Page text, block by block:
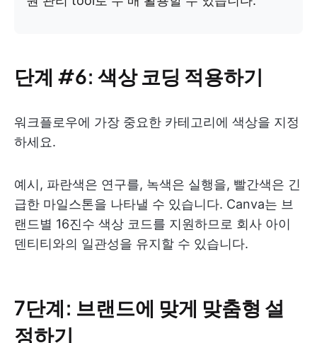
단계 #6: 색상 코딩 적용하기
워크플로우에 가장 중요한 카테고리에 색상을 지정
하세요.
예시, 파란색은 연구를, 녹색은 실행을, 빨간색은 긴
급한 마일스톤을 나타낼 수 있습니다. Canva는 브
랜드별 16진수 색상 코드를 지원하므로 회사 아이
덴티티와의 일관성을 유지할 수 있습니다.
7단계: 브랜드에 맞게 맞춤형 설
정하기